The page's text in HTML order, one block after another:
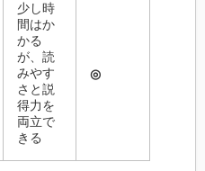
少し時
間はか
かる
が、読
みやす
さと説
得力を
両立で
きる
◎